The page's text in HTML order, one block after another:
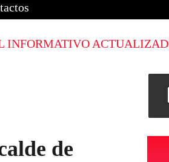
INFORMATIVO
de